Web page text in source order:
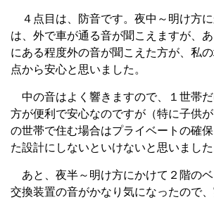
４点目は、防音です。夜中～明け方
は、外で車が通る音が聞こえますが、
にある程度外の音が聞こえた方が、私
点から安心と思いました。
中の音はよく響きますので、１世帯
方が便利で安心なのですが（特に子供
の世帯で住む場合はプライベートの確
た設計にしないといけないと思いました
あと、夜半～明け方にかけて２階の
交換装置の音がかなり気になったので